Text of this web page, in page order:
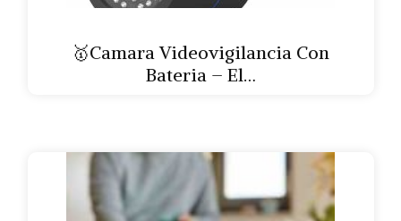
🥇Camara Videovigilancia Con
Bateria – El…